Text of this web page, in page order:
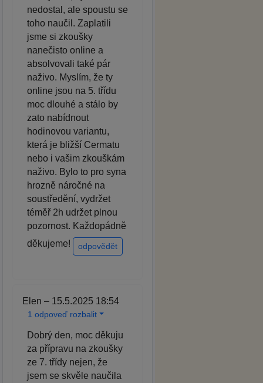
nedostal, ale spoustu se
toho naučil. Zaplatili
jsme si zkoušky
nanečisto online a
absolvovali také pár
naživo. Myslím, že ty
online jsou na 5. třídu
moc dlouhé a stálo by
zato nabídnout
hodinovou variantu,
která je bližší Cermatu
nebo i vašim zkouškám
naživo. Bylo to pro syna
hrozně náročné na
soustředění, vydržet
téměř 2h udržet plnou
pozornost. Každopádně
děkujeme!
odpovědět
Elen – 15.5.2025 18:54
1 odpoveď rozbalit
Dobrý den, moc děkuju
za přípravu na zkoušky
ze 7. třídy nejen, že
jsem se skvěle naučila